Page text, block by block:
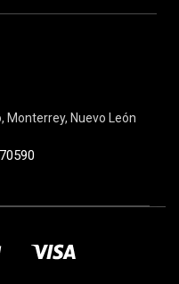
Monterrey, Nuevo León